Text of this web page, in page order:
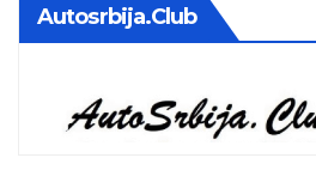
Autosrbija.club